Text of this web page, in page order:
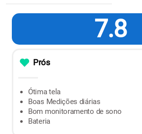
7.8
Prós
Ótima tela
Boas Medições diárias
Bom monitoramento de sono
Bateria